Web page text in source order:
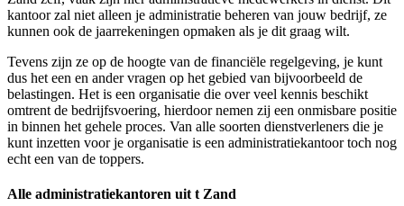
kantoor zal niet alleen je administratie beheren van jouw bedrijf, ze
kunnen ook de jaarrekeningen opmaken als je dit graag wilt.
Tevens zijn ze op de hoogte van de financiële regelgeving, je kunt
dus het een en ander vragen op het gebied van bijvoorbeeld de
belastingen. Het is een organisatie die over veel kennis beschikt
omtrent de bedrijfsvoering, hierdoor nemen zij een onmisbare positie
in binnen het gehele proces. Van alle soorten dienstverleners die je
kunt inzetten voor je organisatie is een administratiekantoor toch nog
echt een van de toppers.
Alle administratiekantoren uit t Zand